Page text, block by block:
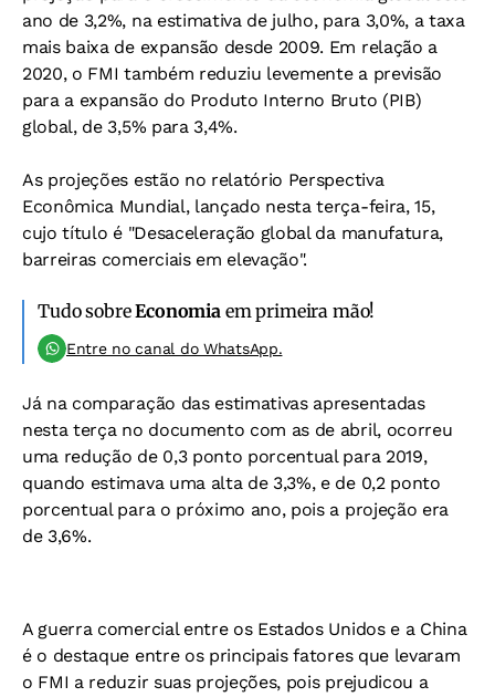
ano de 3,2%, na estimativa de julho, para 3,0%, a taxa
mais baixa de expansão desde 2009. Em relação a
2020, o FMI também reduziu levemente a previsão
para a expansão do Produto Interno Bruto (PIB)
global, de 3,5% para 3,4%.
As projeções estão no relatório Perspectiva
Econômica Mundial, lançado nesta terça-feira, 15,
cujo título é "Desaceleração global da manufatura,
barreiras comerciais em elevação".
Tudo sobreEconomiaem primeira mão!
Entre no canal do WhatsApp.
Já na comparação das estimativas apresentadas
nesta terça no documento com as de abril, ocorreu
uma redução de 0,3 ponto porcentual para 2019,
quando estimava uma alta de 3,3%, e de 0,2 ponto
porcentual para o próximo ano, pois a projeção era
de 3,6%.
A guerra comercial entre os Estados Unidos e a China
é o destaque entre os principais fatores que levaram
o FMI a reduzir suas projeções, pois prejudicou a